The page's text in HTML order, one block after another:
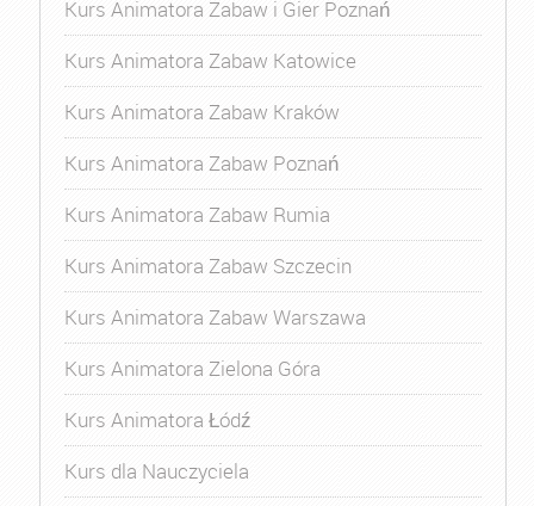
Kurs Animatora Zabaw i Gier Poznań
Kurs Animatora Zabaw Katowice
Kurs Animatora Zabaw Kraków
Kurs Animatora Zabaw Poznań
Kurs Animatora Zabaw Rumia
Kurs Animatora Zabaw Szczecin
Kurs Animatora Zabaw Warszawa
Kurs Animatora Zielona Góra
Kurs Animatora Łódź
Kurs dla Nauczyciela